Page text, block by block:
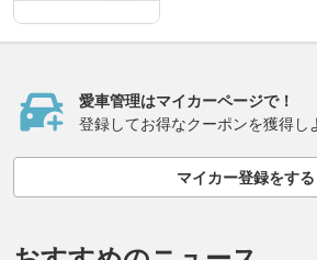
愛車管理はマイカーページで！
登録してお得なクーポンを獲得し
マイカー登録をする